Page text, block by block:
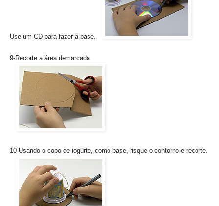
Use um CD para fazer a base.
9-Recorte a área demarcada
10-Usando o copo de iogurte, como base, risque o contorno e recorte.